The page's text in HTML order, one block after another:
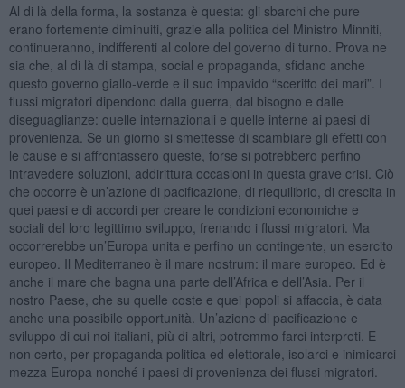
Al di là della forma, la sostanza è questa: gli sbarchi che pure
erano fortemente diminuiti, grazie alla politica del Ministro Minniti,
continueranno, indifferenti al colore del governo di turno. Prova ne
sia che, al di là di stampa, social e propaganda, sfidano anche
questo governo giallo-verde e il suo impavido “sceriffo dei mari”. I
flussi migratori dipendono dalla guerra, dal bisogno e dalle
diseguaglianze: quelle internazionali e quelle interne ai paesi di
provenienza. Se un giorno si smettesse di scambiare gli effetti con
le cause e si affrontassero queste, forse si potrebbero perfino
intravedere soluzioni, addirittura occasioni in questa grave crisi. Ciò
che occorre è un’azione di pacificazione, di riequilibrio, di crescita in
quei paesi e di accordi per creare le condizioni economiche e
sociali del loro legittimo sviluppo, frenando i flussi migratori. Ma
occorrerebbe un’Europa unita e perfino un contingente, un esercito
europeo. Il Mediterraneo è il mare nostrum: il mare europeo. Ed è
anche il mare che bagna una parte dell’Africa e dell’Asia. Per il
nostro Paese, che su quelle coste e quei popoli si affaccia, è data
anche una possibile opportunità. Un’azione di pacificazione e
sviluppo di cui noi italiani, più di altri, potremmo farci interpreti. E
non certo, per propaganda politica ed elettorale, isolarci e inimicarci
mezza Europa nonché i paesi di provenienza dei flussi migratori.